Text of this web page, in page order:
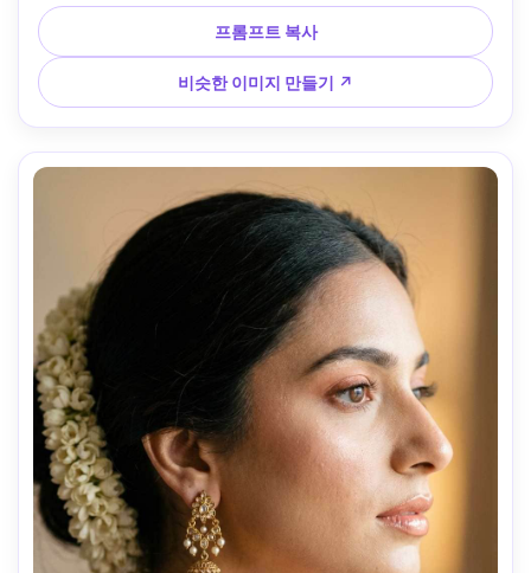
케가 있는 정원 장소, 135mm f/2로 촬영, 초현실적인 자수 디
테일, 잡지 표지 스타일링 --ar 4:5
프롬프트 복사
비슷한 이미지 만들기 ↗